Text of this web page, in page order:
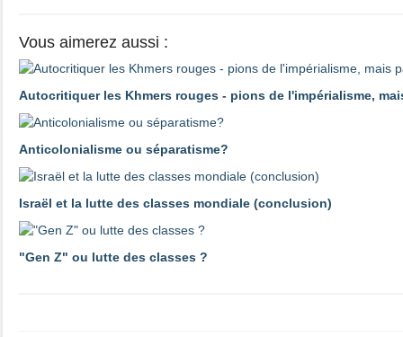
Vous aimerez aussi :
Autocritiquer les Khmers rouges - pions de l'impérialisme,
Anticolonialisme ou séparatisme?
Israël et la lutte des classes mondiale (conclusion)
"Gen Z" ou lutte des classes ?